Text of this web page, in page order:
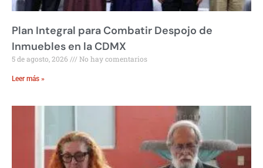
Plan Integral para Combatir Despojo de
Inmuebles en la CDMX
5 de agosto, 2026 No hay comentarios
Leer más »